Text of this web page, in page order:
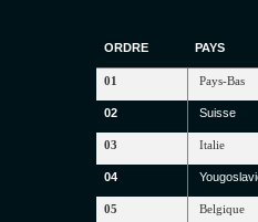
ORDRE PAYS
01 Pays-Bas
02 Suisse
03 Italie
04
05 Belgique